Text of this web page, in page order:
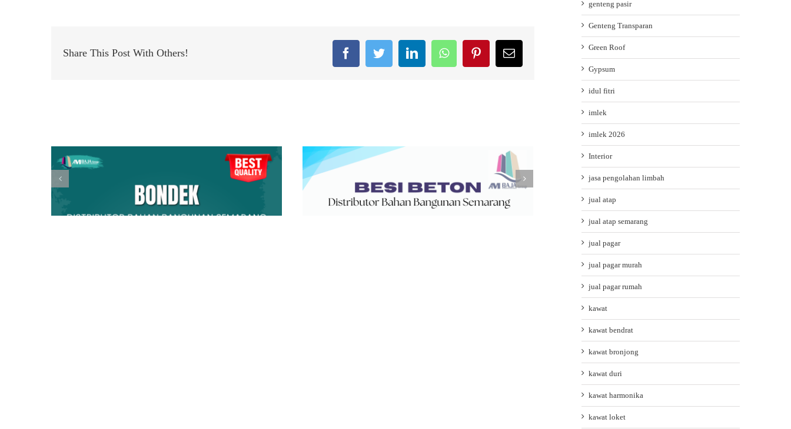
Share This Post With Others! FacebookTwitterLinkedInWhatsAppPinterestEmail
genteng pasir
Genteng Transparan
Green Roof
Gypsum
idul fitri
imlek
imlek 2026
Interior
jasa pengolahan limbah
jual atap
jual atap semarang
jual pagar
jual pagar murah
jual pagar rumah
kawat
kawat bendrat
kawat bronjong
kawat duri
kawat harmonika
kawat loket